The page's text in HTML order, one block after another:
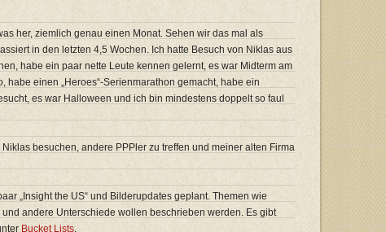
her, ziemlich genau einen Monat. Sehen wir das mal als
in den letzten 4,5 Wochen. Ich hatte Besuch von Niklas aus
habe ein paar nette Leute kennen gelernt, es war Midterm am
habe einen „Heroes“-Serienmarathon gemacht, habe ein
es war Halloween und ich bin mindestens doppelt so faul
besuchen, andere PPPler zu treffen und meiner alten Firma
„Insight the US“ und Bilderupdates geplant. Themen wie
andere Unterschiede wollen beschrieben werden. Es gibt
Bucket Lists.